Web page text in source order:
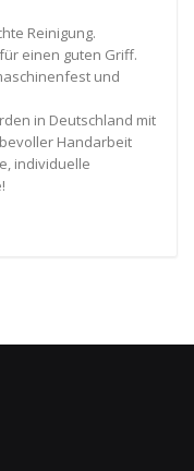
Reinigung.
einen guten Griff.
und
in Deutschland mit
Handarbeit
individuelle